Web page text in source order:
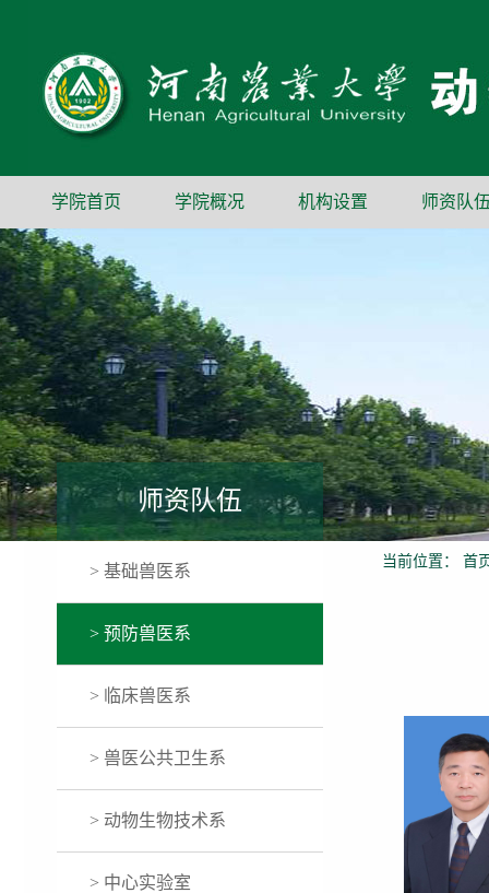
学院首页 学院概况 机构设置 师资队
师资队伍
> 基础兽医系
> 预防兽医系
> 临床兽医系
> 兽医公共卫生系
> 动物生物技术系
> 中心实验室
当前位置： 首